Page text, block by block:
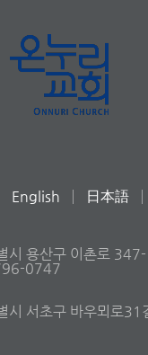
English 日本語
시 용산구 이촌로 347-
0747
시 서초구 바우뫼로31